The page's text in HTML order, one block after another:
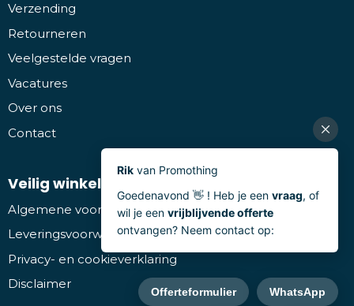
Verzending
Retourneren
Veelgestelde vragen
Vacatures
Over ons
Contact
Veilig winkelen
Algemene voorwaarden
Leveringsvoorwaarden
Privacy- en cookieverklaring
Disclaimer